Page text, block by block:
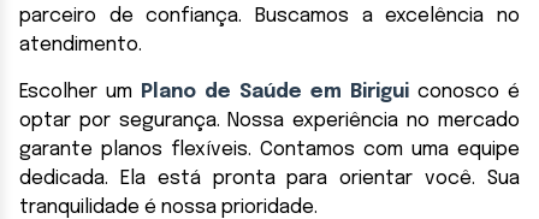
parceiro de confiança. Buscamos a excelência no
atendimento.
Escolher um Plano de Saúde em Birigui conosco é
optar por segurança. Nossa experiência no mercado
garante planos flexíveis. Contamos com uma equipe
dedicada. Ela está pronta para orientar você. Sua
tranquilidade é nossa prioridade.